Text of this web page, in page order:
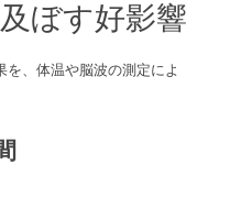
ぼす好影響
を、体温や脳波の測定によ